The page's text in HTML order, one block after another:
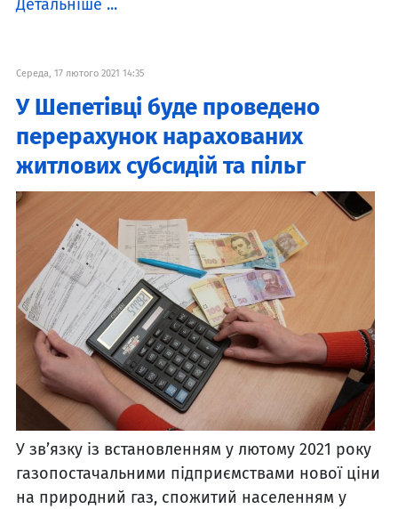
Детальніше ...
Середа, 17 лютого 2021 14:35
У Шепетівці буде проведено
перерахунок нарахованих
житлових субсидій та пільг
У зв’язку із встановленням у лютому 2021 року
газопостачальними підприємствами нової ціни
на природний газ, спожитий населенням у